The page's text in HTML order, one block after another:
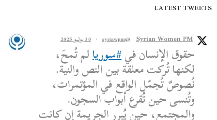
LATEST TWEETS
Syrian Women PM
@syriawpm
· 30 يوليو 2025
حقوق الإنسان في#سوريالم تُمحَ،
لكنها تُركت معلقة بين النص والنية.
نُصوصٌ تُجمّل الواقع في المؤتمرات،
وتُنسى حين تُقرع أبواب السجون.
والمجتمع، حين يُبرر الجريمة إن كانت